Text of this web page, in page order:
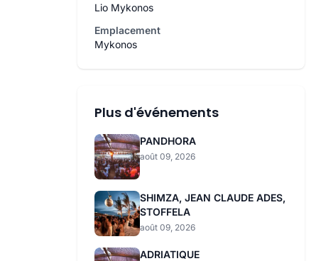
Lio Mykonos
Emplacement
Mykonos
Plus d'événements
PANDHORA
août 09, 2026
SHIMZA, JEAN CLAUDE ADES,
STOFFELA
août 09, 2026
ADRIATIQUE